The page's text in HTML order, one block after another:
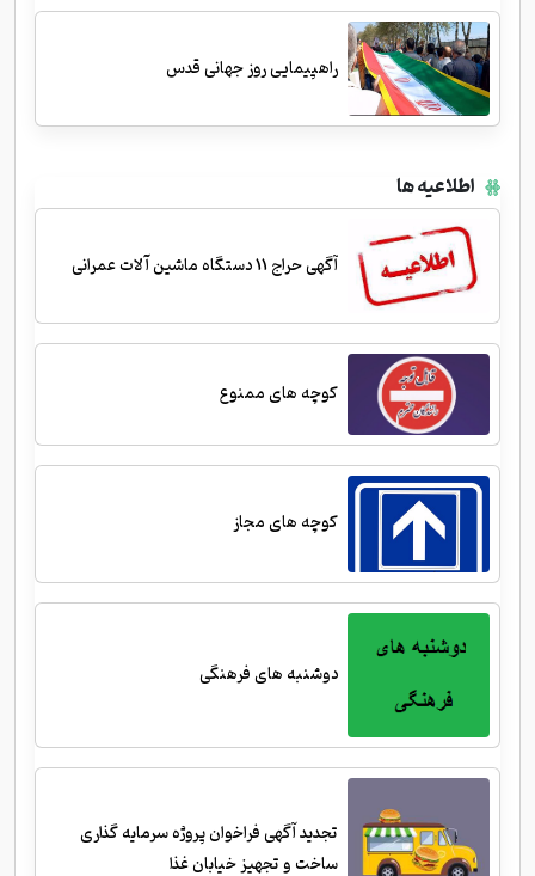
راهپیمایی روز جهانی قدس
اطلاعیه ها
آگهی حراج 11 دستگاه ماشین آلات عمرانی
کوچه های ممنوع
کوچه های مجاز
دوشنبه های فرهنگی
تجدید آگهی فراخوان پروژه سرمایه گذاری
ساخت و تجهیز خیابان غذا